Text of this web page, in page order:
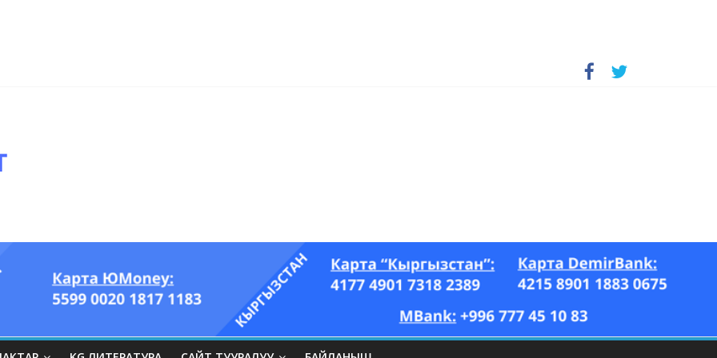
өпкөсүнө, бөйрөгүнө суук тийгизип алган…” (Динара БЕЙШЕНАЛИЕВА, “Азия Ньюс” гезити, 26.07–17.08.2023-ж.)